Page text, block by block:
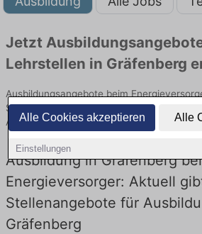
Alle Cookies akzeptieren Alle
Einstellungen
Jetzt
Lehrstellen in Gräfenberg
Ausbildungsangebote beim
Sie von namhaften Firmen. Entdecken Sie
Arbeitgebern und bewerben Sie sich noch
Ausbildung in Gräfenberg
Energieversorger: Aktuell
Stellenangebote für
Gräfenberg